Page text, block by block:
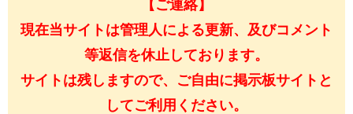
【ご連絡】
現在当サイトは管理人による更新、及びコメント
等返信を休止しております。
サイトは残しますので、ご自由に掲示板サイトと
してご利用ください。